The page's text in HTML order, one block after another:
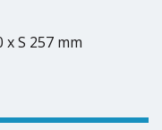
S 257 mm